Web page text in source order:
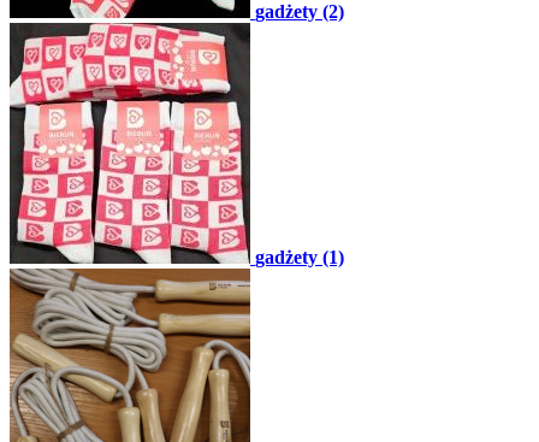
gadżety (2)
gadżety (1)